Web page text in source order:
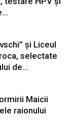
și Liceul
selectate
de...
Maicii
raionului